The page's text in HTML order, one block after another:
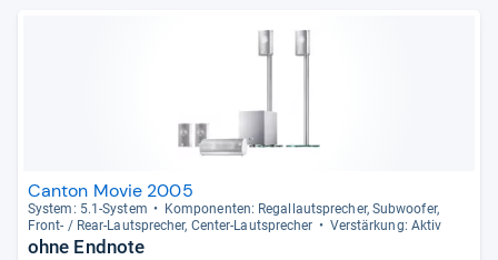
Canton Movie 2005
Sys­tem: 5.1-​Sys­tem
Kom­po­nen­ten: Regal­laut­spre­cher, Sub­woofer,
Front-​ / Rear-​Laut­spre­cher, Cen­ter-​Laut­spre­cher
Ver­stär­kung: Aktiv
ohne Endnote